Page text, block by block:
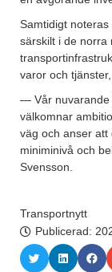
Samtidigt noteras
särskilt i de norra
varor och
— Vår nuvarande
välkomnar
väg och anser att
miniminivå och
Svensson.
Transportnytt
Publicerad: